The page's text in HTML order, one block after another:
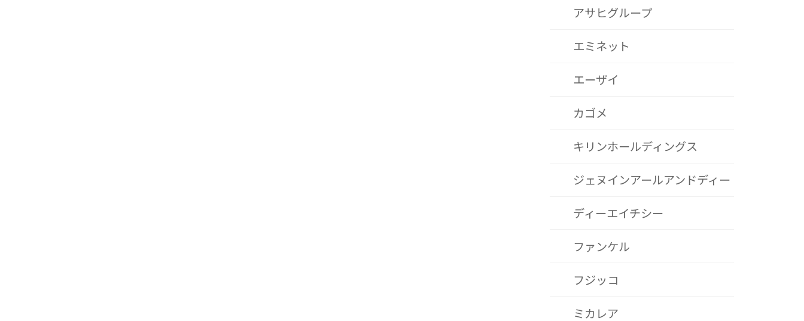
アサヒグループ
エミネット
エーザイ
カゴメ
キリンホールディングス
ジェヌインアールアンドディー
ディーエイチシー
ファンケル
フジッコ
ミカレア